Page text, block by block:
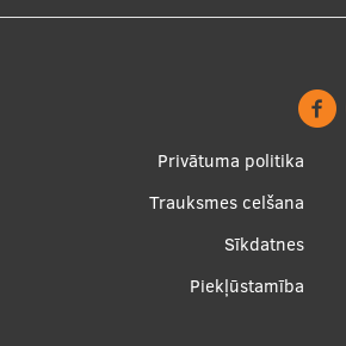
Footer
menu
Privātuma politika
Trauksmes celšana
Sīkdatnes
Piekļūstamība